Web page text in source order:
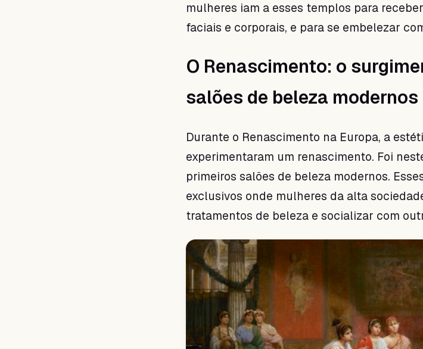
mulheres iam a esses templos para
faciais e corporais, e para se embelezar
O Renascimento: o
salões de beleza modernos
Durante o Renascimento na Europa, a
experimentaram um renascimento. Foi
primeiros salões de beleza modernos.
exclusivos onde mulheres da alta
tratamentos de beleza e socializar com